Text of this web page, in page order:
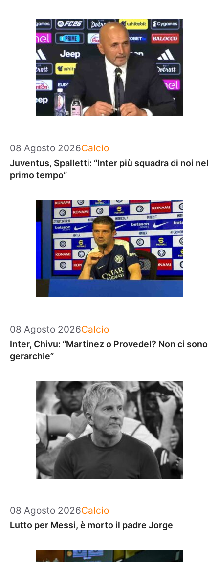
08 Agosto 2026Categorie
Calcio
Juventus, Spalletti: “Inter più squadra di noi nel
primo tempo”
08 Agosto 2026Categorie
Calcio
Inter, Chivu: “Martinez o Provedel? Non ci sono
gerarchie”
08 Agosto 2026Categorie
Calcio
Lutto per Messi, è morto il padre Jorge